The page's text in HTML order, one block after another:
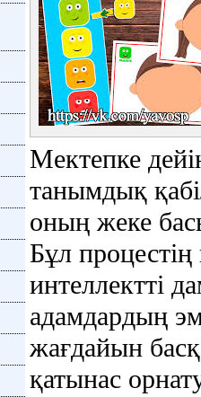
Мектепке
танымдық
оның жеке
Бұл
интеллектті
адамдардың
жағдайын
қатынас